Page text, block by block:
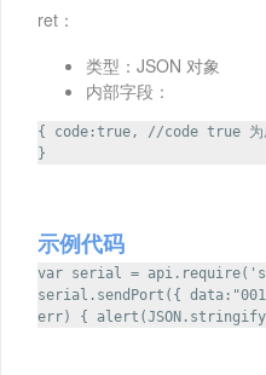
ret：
类型：JSON 对象
内部字段：
{ code:true, //code true 为
}
示例代码
var serial =
serial.sendPort({
err) {